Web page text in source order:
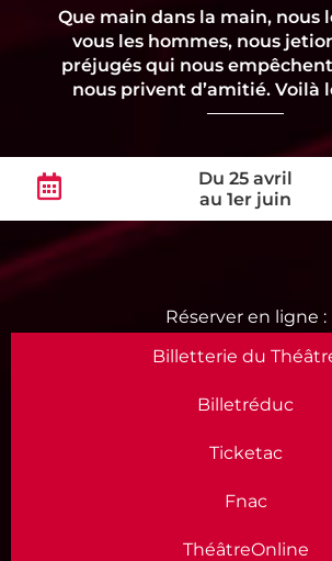
Que main dans la main, nous
vous les hommes, nous
préjugés qui nous
nous privent d’amitié. Voilà
Du 25 avril
au 1er juin
Billetterie du
Billetréduc
Ticketac
Fnac
ThéâtreOnline